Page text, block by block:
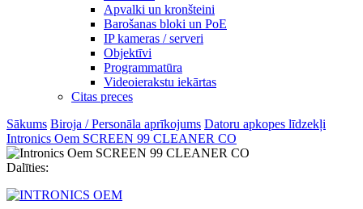
Apvalki un kronšteini
Barošanas bloki un PoE
IP kameras / serveri
Objektīvi
Programmatūra
Videoierakstu iekārtas
Citas preces
Sākums Biroja / Personāla aprīkojums Datoru apkopes līdzekļi
Intronics Oem SCREEN 99 CLEANER CO
Dalīties: